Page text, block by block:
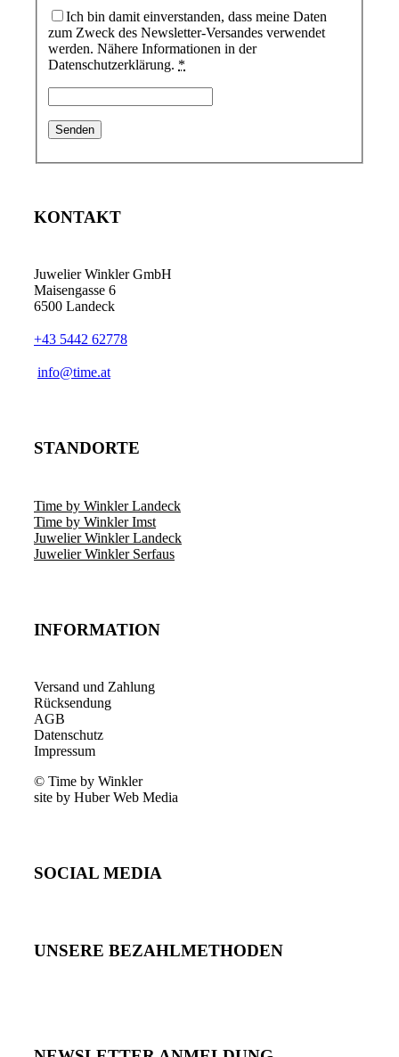
Ich bin damit einverstanden, dass meine Daten
zum Zweck des Newsletter-Versandes verwendet
werden. Nähere Informationen in der
Datenschutzerklärung. *
KONTAKT
Juwelier Winkler GmbH
Maisengasse 6
6500 Landeck
+43 5442 62778
info@time.at
STANDORTE
Time by Winkler Landeck
Time by Winkler Imst
Juwelier Winkler Landeck
Juwelier Winkler Serfaus
INFORMATION
Versand und Zahlung
Rücksendung
AGB
Datenschutz
Impressum
© Time by Winkler
site by Huber Web Media
SOCIAL MEDIA
UNSERE BEZAHLMETHODEN